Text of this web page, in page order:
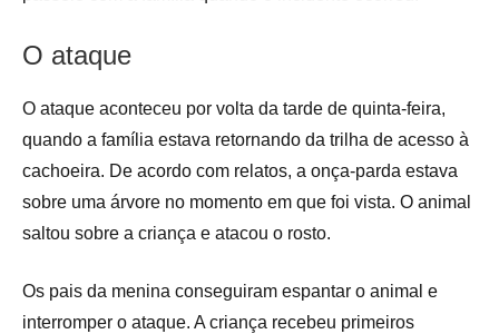
O ataque
O ataque aconteceu por volta da tarde de quinta-feira,
quando a família estava retornando da trilha de acesso à
cachoeira. De acordo com relatos, a onça-parda estava
sobre uma árvore no momento em que foi vista. O animal
saltou sobre a criança e atacou o rosto.
Os pais da menina conseguiram espantar o animal e
interromper o ataque. A criança recebeu primeiros